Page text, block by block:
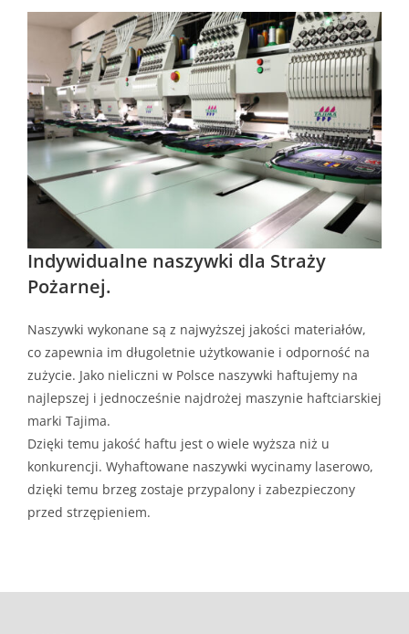
Indywidualne naszywki dla Straży
Pożarnej.
Naszywki wykonane są z najwyższej jakości materiałów,
co zapewnia im długoletnie użytkowanie i odporność na
zużycie. Jako nieliczni w Polsce naszywki haftujemy na
najlepszej i jednocześnie najdrożej maszynie haftciarskiej
marki Tajima.
Dzięki temu jakość haftu jest o wiele wyższa niż u
konkurencji. Wyhaftowane naszywki wycinamy laserowo,
dzięki temu brzeg zostaje przypalony i zabezpieczony
przed strzępieniem.